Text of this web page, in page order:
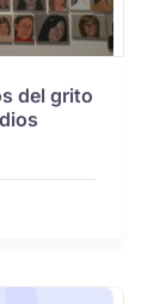
del grito